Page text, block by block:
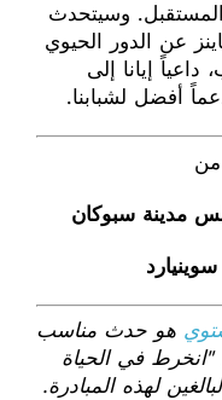
المستقبل. وسيتحدث
عن الدور الحيوي
إيانا إلى
أفضل لشبابنا.
مدينة سبوكان
هو حدث مناسب
"انخرط في الحياة
لهذه المبادرة.